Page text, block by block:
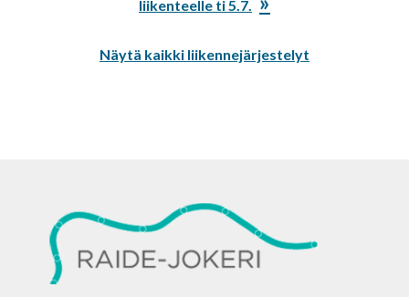
liikenteelle ti 5.7.
Näytä kaikki liikennejärjestelyt